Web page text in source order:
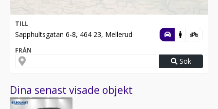
TILL
Sapphultsgatan 6-8, 464 23, Mellerud
FRÅN
Sök
Dina senast visade objekt